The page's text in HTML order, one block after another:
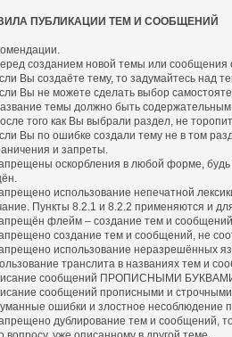
ПУБЛИКАЦИИ ТЕМ И СООБЩЕНИЙ
созданием новой темы или сообщения
Вы создаёте тему, то задумайтесь над
Вы не можете сделать выбор
темы должно быть содержательным,
того как Вы выбрали раздел, не
Вы по ошибке создали тему не в том
и запреты.
оскорбления в любой форме, будь
использование непечатной
Пункты 8.2.1 и 8.2.2 применяются и
флейм – создание тем и
создание тем и сообщений, не
использование неразрешённых
транслита в названиях тем и
сообщений ПРОПИСНЫМИ
сообщений прописными и
ошибки и злостное несоблюдение
дублирование тем и сообщений,